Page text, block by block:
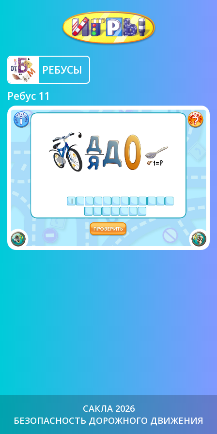
РЕБУСЫ
Ребус 11
САКЛА 2026
БЕЗОПАСНОСТЬ ДОРОЖНОГО ДВИЖЕНИЯ